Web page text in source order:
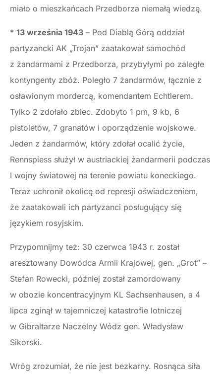
miało o mieszkańcach Przedborza niemałą wiedzę.
* 13 września 1943 – Pod Diablą Górą oddział
partyzancki AK „Trojan” zaatakował samochód
z żandarmami z Przedborza, przybyłymi po zaległe
kontyngenty zbóż. Poległo 7 żandarmów, łącznie z
osławionym mordercą, komendantem Echtlerem.
Tylko 2 zdołało zbiec. Zdobyto 1 pm, 9 kb, 6
pistoletów, 7 granatów i oporządzenie wojskowe.
Jeden z żandarmów, który zdołał ocalić życie,
Rennspiess służył w austriackiej żandarmerii podczas
I wojny światowej na terenie powiatu koneckiego.
Teraz uchronił okolicę od represji oświadczeniem,
że zaatakowali ich partyzanci posługujący się
językiem rosyjskim.
Przypomnijmy też: 30 czerwca 1943 r. został
aresztowany Dowódca Armii Krajowej, gen. „Grot” –
Stefan Rowecki, później został zamordowany
w obozie koncentracyjnym KL Sachsenhausen, a 4
lipca zginął w tajemniczej katastrofie lotniczej
w Gibraltarze Naczelny Wódz gen. Władysław
Sikorski.
Wróg zrozumiał, że nie jest bezkarny. Rosnąca siła